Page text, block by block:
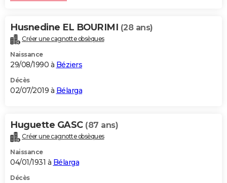
Husnedine EL BOURIMI (28 ans)
Créer une cagnotte obsèques
Naissance
29/08/1990 à Béziers
Décès
02/07/2019 à Bélarga
Huguette GASC (87 ans)
Créer une cagnotte obsèques
Naissance
04/01/1931 à Bélarga
Décès